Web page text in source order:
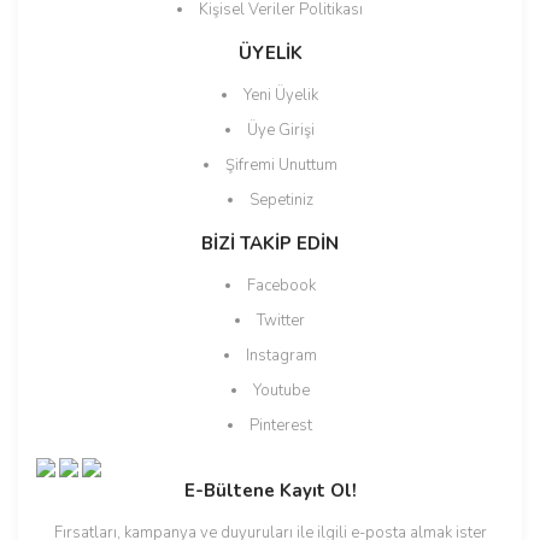
Kişisel Veriler Politikası
ÜYELİK
Yeni Üyelik
Üye Girişi
Şifremi Unuttum
Sepetiniz
BİZİ TAKİP EDİN
Facebook
Twitter
Instagram
Youtube
Pinterest
E-Bültene Kayıt Ol!
Fırsatları, kampanya ve duyuruları ile ilgili e-posta almak ister